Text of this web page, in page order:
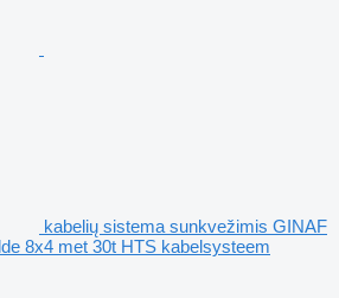
kabelių sistema sunkvežimis GINAF
8x4 met 30t HTS kabelsysteem